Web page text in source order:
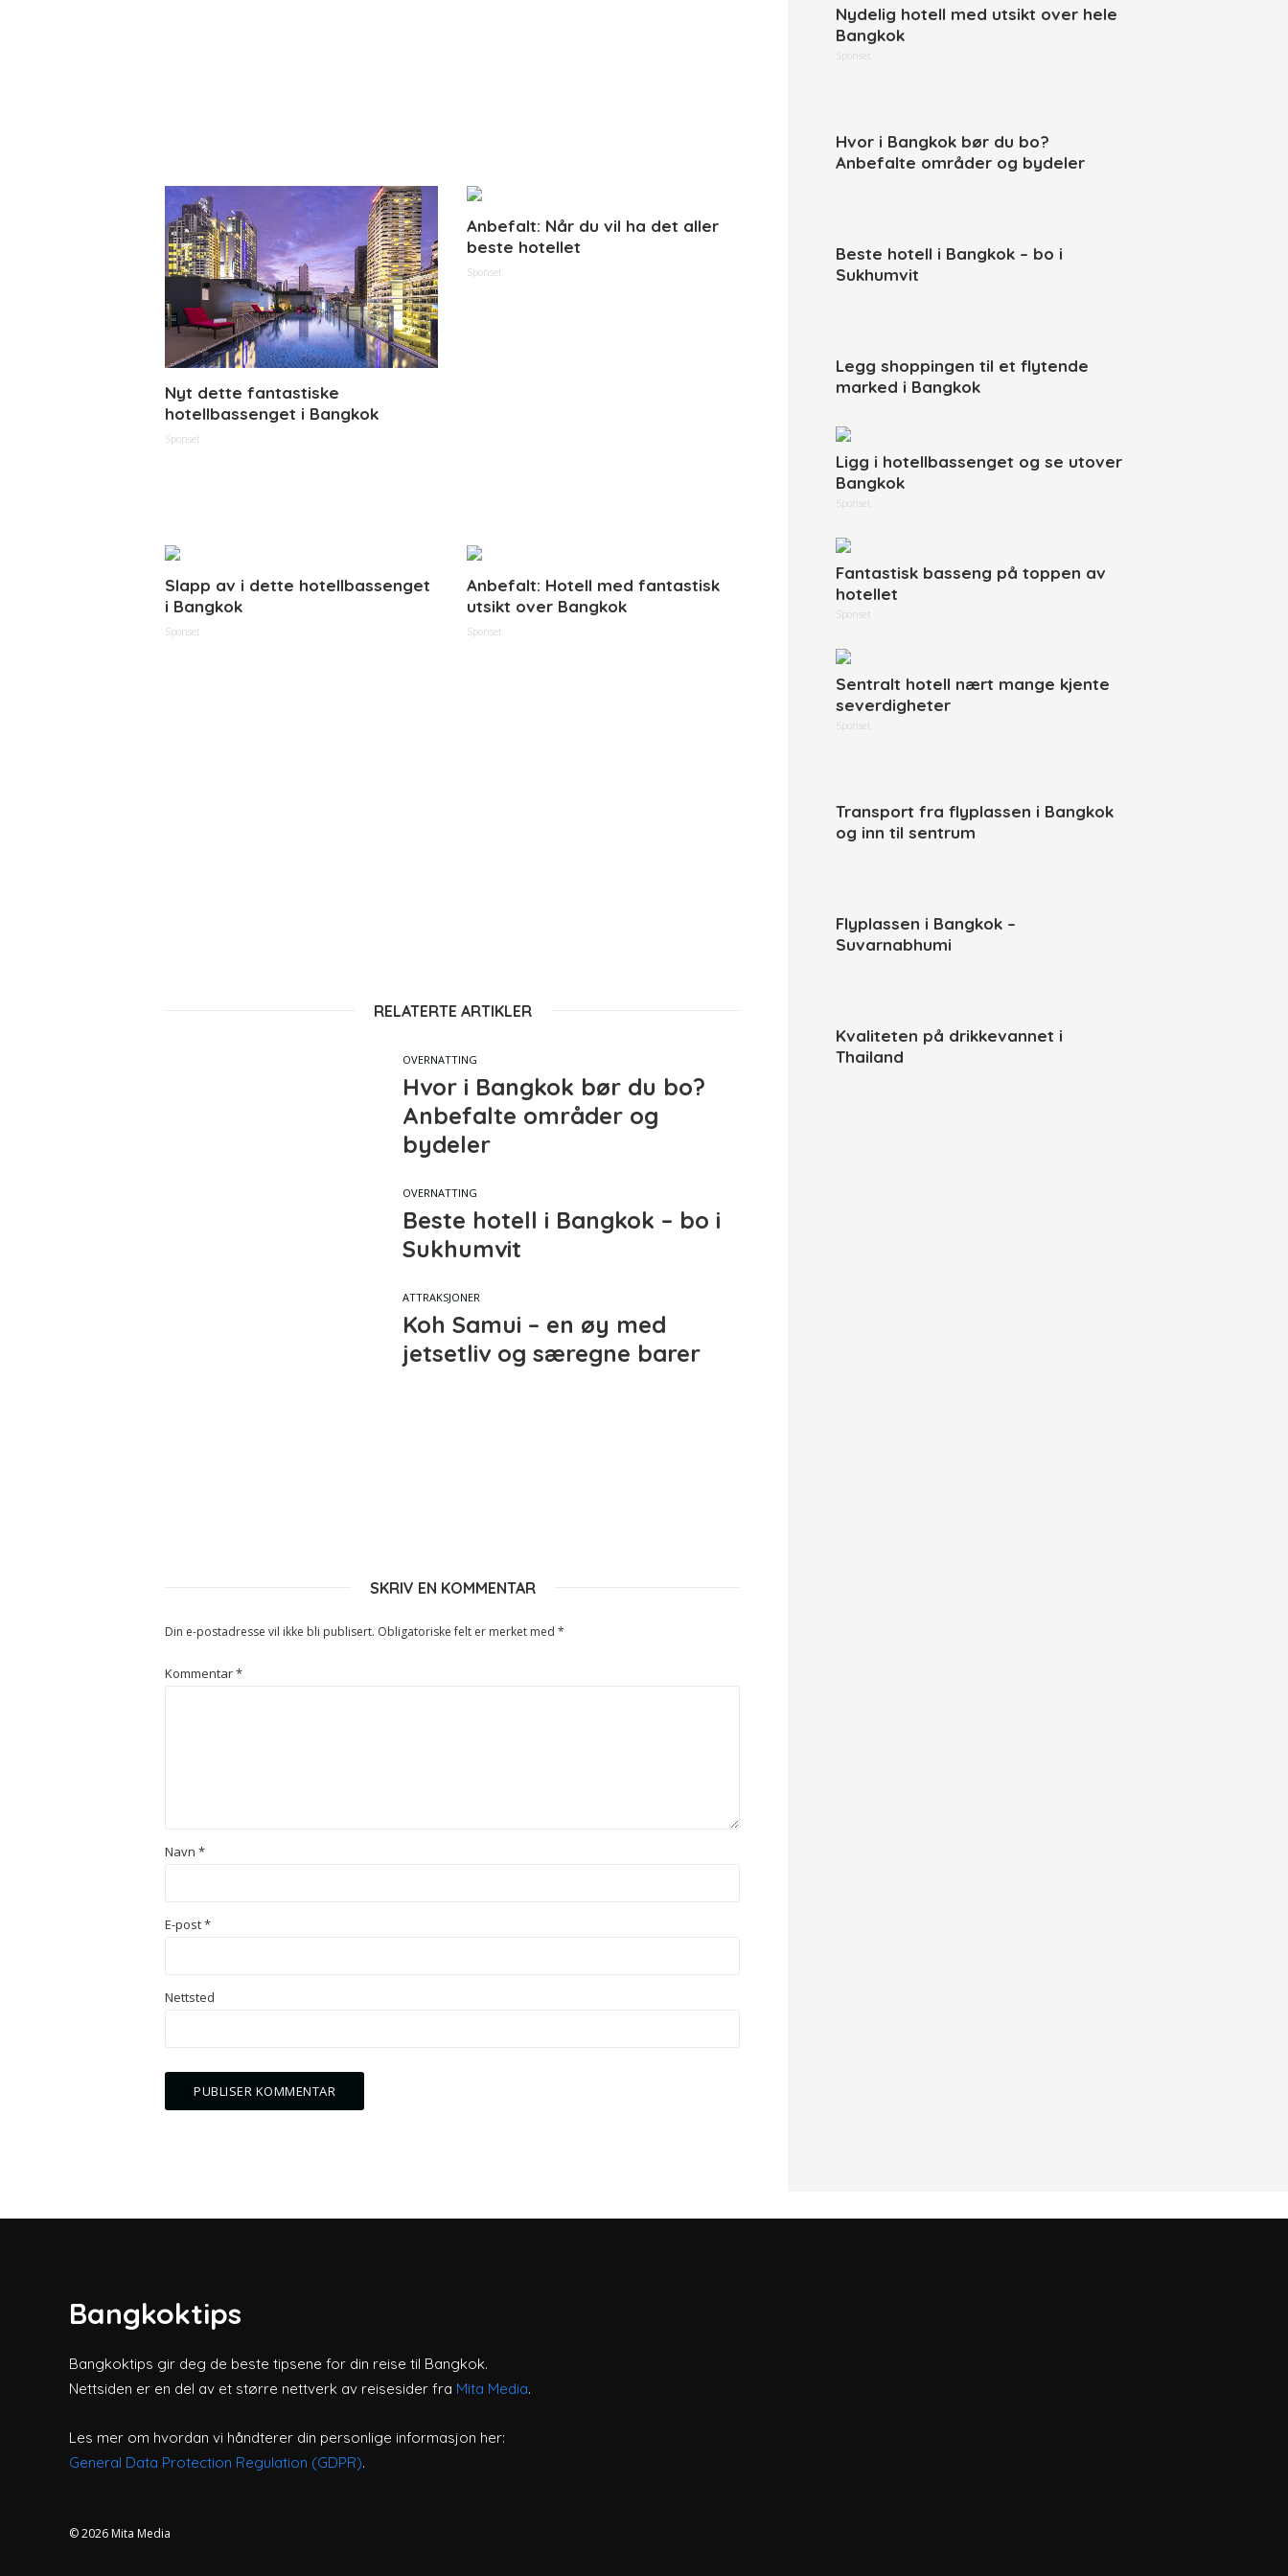
Nyt dette fantastiske
hotellbassenget i Bangkok
Sponset
Anbefalt: Når du vil ha det aller
beste hotellet
Sponset
Slapp av i dette hotellbassenget
i Bangkok
Sponset
Anbefalt: Hotell med fantastisk
utsikt over Bangkok
Sponset
RELATERTE ARTIKLER
OVERNATTING
Hvor i Bangkok bør du bo?
Anbefalte områder og
bydeler
OVERNATTING
Beste hotell i Bangkok – bo i
Sukhumvit
ATTRAKSJONER
Koh Samui – en øy med
jetsetliv og særegne barer
SKRIV EN KOMMENTAR
Din e-postadresse vil ikke bli publisert. Obligatoriske felt er merket med *
Kommentar*
Navn *
E-post*
Nettsted
Nydelig hotell med utsikt over hele
Bangkok
Sponset
Hvor i Bangkok bør du bo?
Anbefalte områder og bydeler
Beste hotell i Bangkok – bo i
Sukhumvit
Legg shoppingen til et flytende
marked i Bangkok
Ligg i hotellbassenget og se utover
Bangkok
Sponset
Fantastisk basseng på toppen av
hotellet
Sponset
Sentralt hotell nært mange kjente
severdigheter
Sponset
Transport fra flyplassen i Bangkok
og inn til sentrum
Flyplassen i Bangkok –
Suvarnabhumi
Kvaliteten på drikkevannet i
Thailand
Bangkoktips
Bangkoktips gir deg de beste tipsene for din reise til Bangkok.
Nettsiden er en del av et større nettverk av reisesider fra Mita Media.
Les mer om hvordan vi håndterer din personlige informasjon her:
General Data Protection Regulation (GDPR).
© 2026 Mita Media